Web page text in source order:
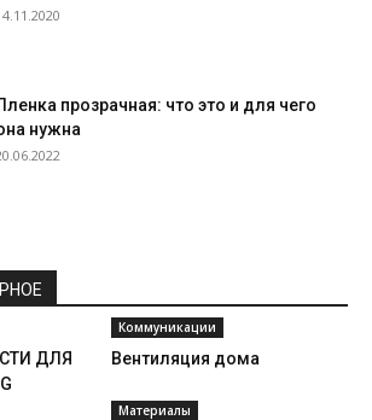
прозрачная: что это и для чего
нужна
ДЛЯ
Коммуникации
Вентиляция дома
Материалы